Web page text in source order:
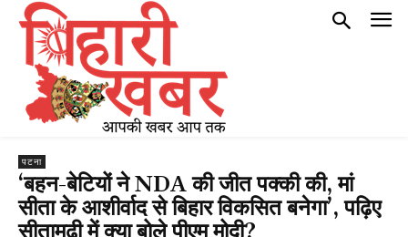
पटना
‘बहन-बेटियों ने NDA की जीत पक्की की, मां
सीता के आशीर्वाद से बिहार विकसित बनेगा’, पढ़िए